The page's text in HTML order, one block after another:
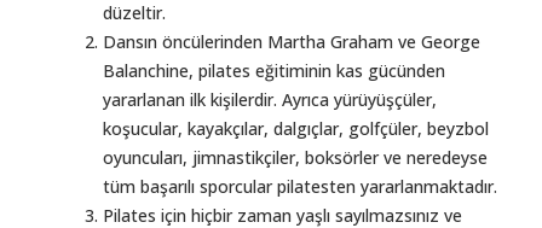
düzeltir.
Dansın öncülerinden Martha Graham ve George
Balanchine, pilates eğitiminin kas gücünden
yararlanan ilk kişilerdir. Ayrıca yürüyüşçüler,
koşucular, kayakçılar, dalgıçlar, golfçüler, beyzbol
oyuncuları, jimnastikçiler, boksörler ve neredeyse
tüm başarılı sporcular pilatesten yararlanmaktadır.
Pilates için hiçbir zaman yaşlı sayılmazsınız ve